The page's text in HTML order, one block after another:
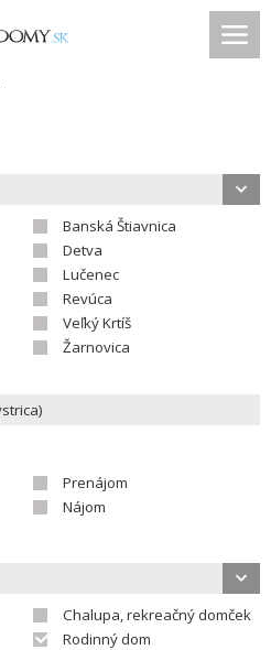
Banská Štiavnica
Detva
Lučenec
Revúca
Veľký Krtíš
Žarnovica
Prenájom
Nájom
Chalupa, rekreačný domček
Rodinný dom